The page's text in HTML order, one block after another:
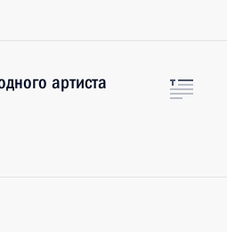
артиста